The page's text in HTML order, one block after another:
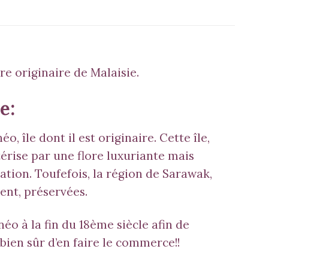
originaire de Malaisie.
île dont il est originaire. Cette île,
par une flore luxuriante mais
Toufefois, la région de Sarawak,
préservées.
à la fin du 18ème siècle afin de
sûr d’en faire le commerce!!